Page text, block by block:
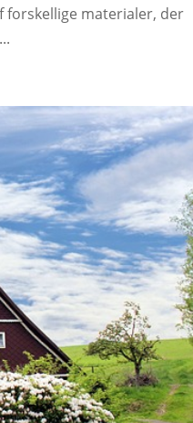
forskellige materialer, der